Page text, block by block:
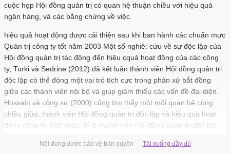
cuộc họp Hội đồng quản trị có quan hệ thuận chiều với hiệu quả
ngân hàng, và các bằng chứng về việc.
hiệu quả hoạt động được cải thiện sau khi ban hành các chuẩn mực
Quản trị công ty tốt năm 2003 Một số nghiê: cứu về sự độc lập của
Hội đồng quản trị tác động đến hiệu cquả hoạt động của các công
ty, Turki và Sedrine (2012) đã kết luận thành viên Hội đồng quản trị
độc lập có thể đóng một vai trò tích cực trong phân xử bắt đồng
giữa các thành viên nội bộ và giúp giảm thiểu các vấn đề đại diện.
Hossain và cộng sự (2000) cũng tìm thấy một mối quan hệ cùng
chiều giữa. thành viên Hội đồng quản trị độc lập và hiệu quả hoạt
động công ty. Mặt khác, tỷ lệ thành viên Hội đồng quản trị độc lập
kế toán (Klein, 2002; Lennox và Pittman, 2010), Lee và Zhang
Nội dung được bảo vệ bản quyền — Tải xuống đầy đủ